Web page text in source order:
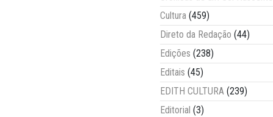
Cultura (459)
Direto da Redação (44)
Edições (238)
Editais (45)
EDITH CULTURA (239)
Editorial (3)